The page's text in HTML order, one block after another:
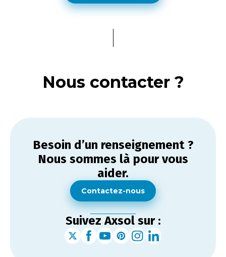
Nous contacter ?
Besoin d’un renseignement ?
Nous sommes là pour vous
aider.
Contactez-nous
Suivez Axsol sur :